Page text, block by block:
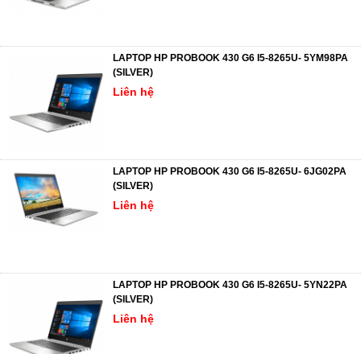
LAPTOP HP PROBOOK 430 G6 I5-8265U- 5YM98PA
(SILVER)
Liên hệ
LAPTOP HP PROBOOK 430 G6 I5-8265U- 6JG02PA
(SILVER)
Liên hệ
LAPTOP HP PROBOOK 430 G6 I5-8265U- 5YN22PA
(SILVER)
Liên hệ